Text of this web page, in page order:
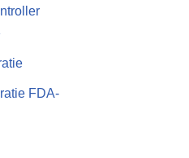
FDA-